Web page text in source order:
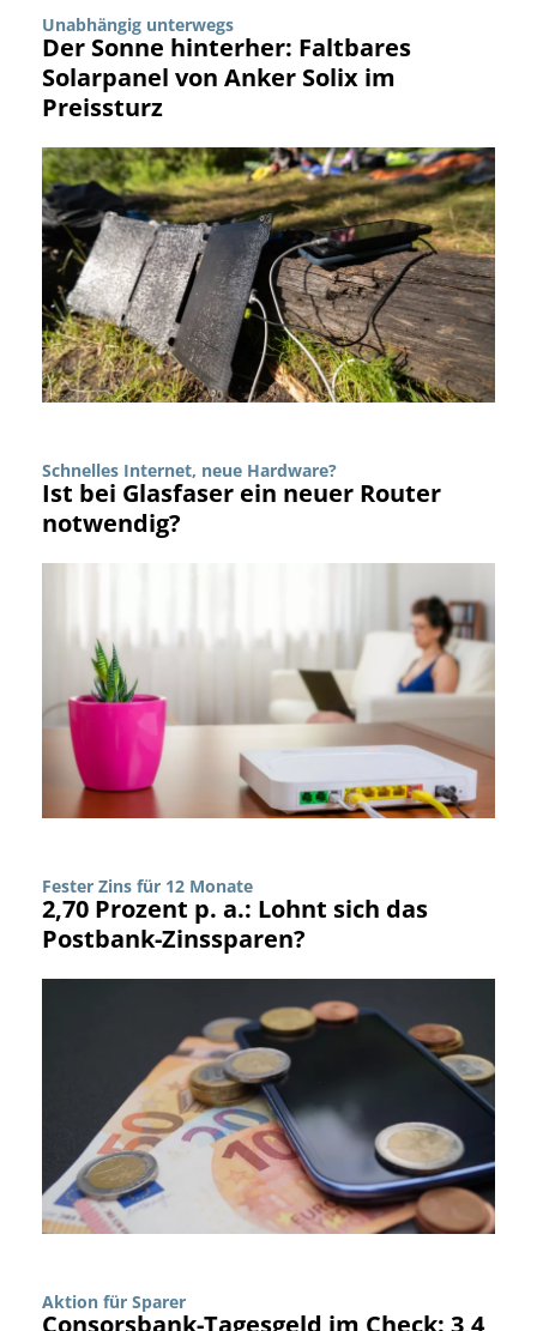
Unabhängig unterwegs
Der Sonne hinterher: Faltbares
Solarpanel von Anker Solix im
Preissturz
Schnelles Internet, neue Hardware?
Ist bei Glasfaser ein neuer Router
notwendig?
Fester Zins für 12 Monate
2,70 Prozent p. a.: Lohnt sich das
Postbank-Zinssparen?
Aktion für Sparer
Consorsbank-Tagesgeld im Check: 3,4